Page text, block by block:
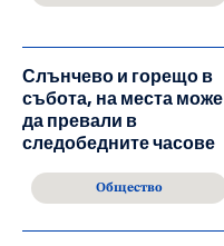
Слънчево и горещо в
събота, на места може
да превали в
следобедните часове
Общество